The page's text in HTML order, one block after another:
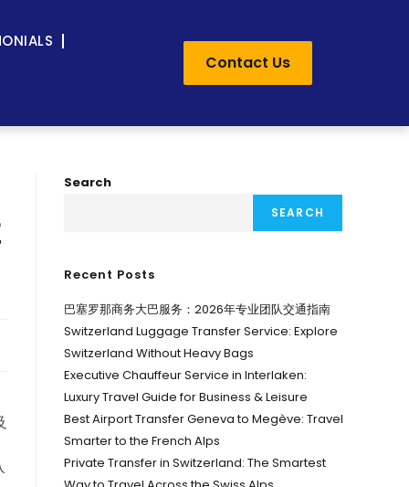
Contact Us
Search
SEARCH
Recent Posts
巴塞罗那商务大巴服务：2026年专业团队交通指南
Switzerland Luggage Transfer Service: Explore
Switzerland Without Heavy Bags
Executive Chauffeur Service in Interlaken:
Luxury Travel Guide for Business & Leisure
Best Airport Transfer Geneva to Megève: Travel
Smarter to the French Alps
Private Transfer in Switzerland: The Smartest